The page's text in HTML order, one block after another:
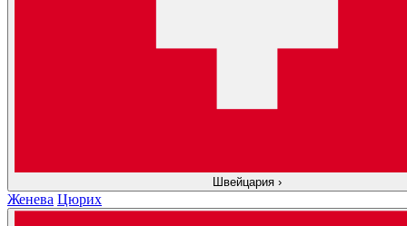
Швейцария ›
Женева Цюрих